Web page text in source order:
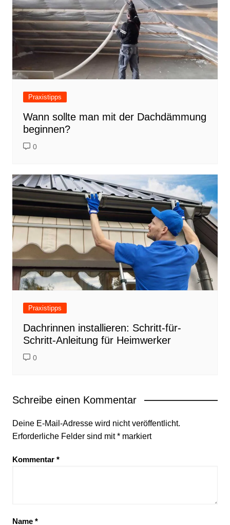
Praxistipps
Wann sollte man mit der Dachdämmung
beginnen?
0
Praxistipps
Dachrinnen installieren: Schritt-für-
Schritt-Anleitung für Heimwerker
0
Schreibe einen Kommentar
Deine E-Mail-Adresse wird nicht veröffentlicht.
Erforderliche Felder sind mit*markiert
Kommentar *
Name *